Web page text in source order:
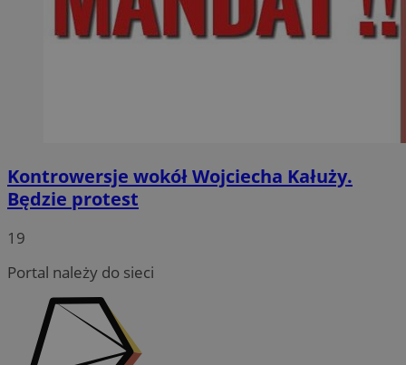
Kontrowersje wokół Wojciecha Kałuży.
Będzie protest
19
Portal należy do sieci